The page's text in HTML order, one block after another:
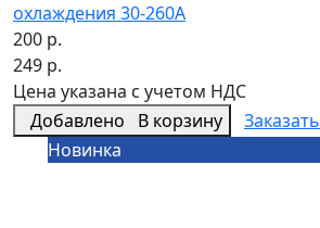
охлаждения 30-260A
200 р.
249 р.
Цена указана с учетом НДС
Добавлено
В корзину
Заказать
Новинка